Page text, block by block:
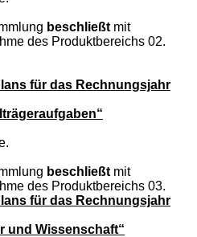
beschließt mit
des Produktbereichs 02.
für das Rechnungsjahr
beschließt mit
des Produktbereichs 03.
für das Rechnungsjahr
und Wissenschaft“